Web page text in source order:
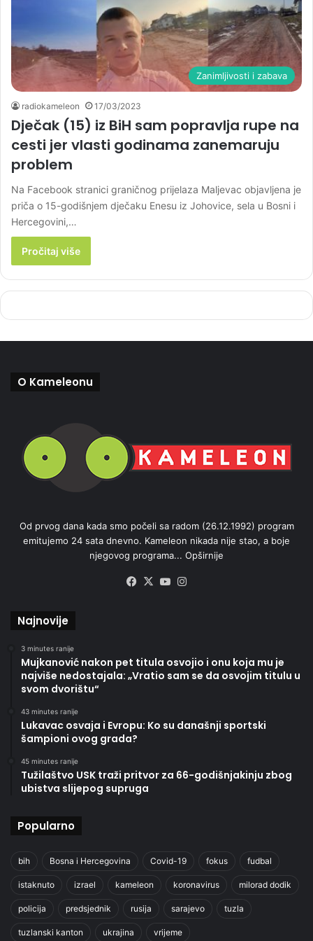
Zanimljivosti i zabava
radiokameleon 17/03/2023
Dječak (15) iz BiH sam popravlja rupe na
cesti jer vlasti godinama zanemaruju
problem
Na Facebook stranici graničnog prijelaza Maljevac objavljena je
priča o 15-godišnjem dječaku Enesu iz Johovice, sela u Bosni i
Hercegovini,…
Pročitaj više
O Kameleonu
Od prvog dana kada smo počeli sa radom (26.12.1992) program
emitujemo 24 sata dnevno. Kameleon nikada nije stao, a boje
njegovog programa... Opširnije
Facebook
X YouTube
Najnovije
3 minutes ranije
Mujkanović nakon pet titula osvojio i onu koja mu je
najviše nedostajala: „Vratio sam se da osvojim titulu u
svom dvorištu“
43 minutes ranije
Lukavac osvaja i Evropu: Ko su današnji sportski
šampioni ovog grada?
45 minutes ranije
Tužilaštvo USK traži pritvor za 66-godišnjakinju zbog
ubistva slijepog supruga
Popularno
bih Bosna i Hercegovina Covid-19 fokus fudbal
istaknuto izrael kameleon koronavirus milorad dodik
policija predsjednik rusija sarajevo tuzla
tuzlanski kanton ukrajina vrijeme